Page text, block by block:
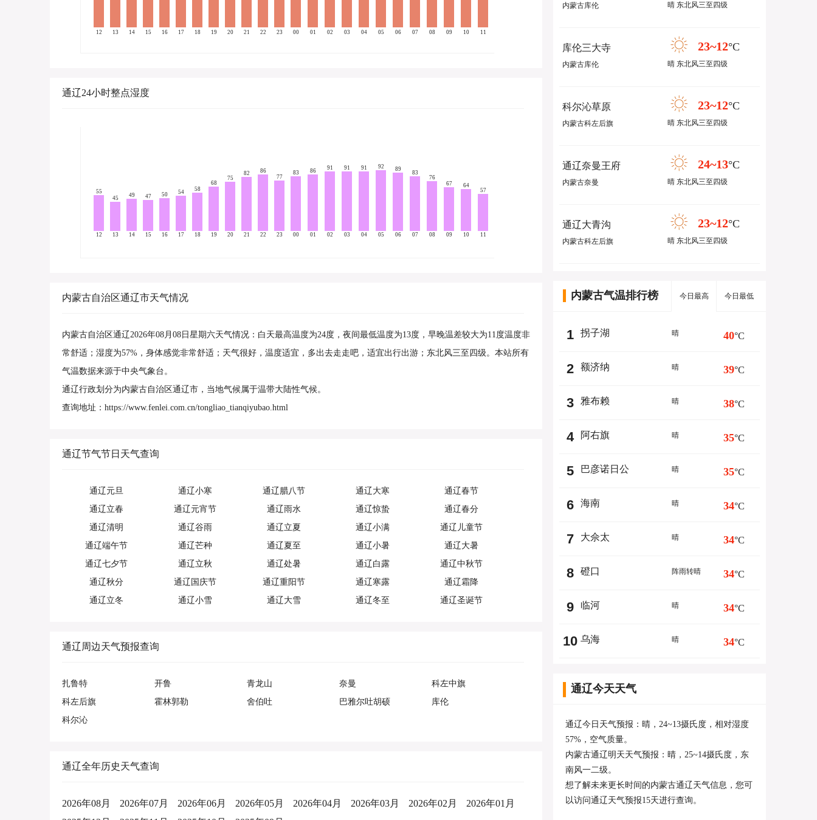
12 13 14 15 16 17 18 19 20 21 22 23 00 01 02 03 04 05 06 07 08 09 10 11
通辽24小时整点湿度
55
12
45
13
49
14
47
15
50
16
54
17
58
18
68
19
75
20
82
21
86
22
77
23
83
00
86
01
91
02
91
03
91
04
92
05
89
06
83
07
76
08
67
09
64
10
57
11
内蒙古自治区通辽市天气情况
内蒙古自治区通辽2026年08月08日星期六天气情况：白天最高温度为24度，夜间最低温度为13度，早晚温差较大为11度温度非
常舒适；湿度为57%，身体感觉非常舒适；天气很好，温度适宜，多出去走走吧，适宜出行出游；东北风三至四级。本站所有
气温数据来源于中央气象台。
通辽行政划分为内蒙古自治区通辽市，当地气候属于温带大陆性气候。
查询地址：https://www.fenlei.com.cn/tongliao_tianqiyubao.html
通辽节气节日天气查询
通辽元旦 通辽小寒 通辽腊八节 通辽大寒
通辽春节
通辽立春
通辽元宵节 通辽雨水 通辽惊蛰
通辽春分
通辽清明
通辽谷雨 通辽立夏 通辽小满
通辽儿童节
通辽端午节
通辽芒种 通辽夏至 通辽小暑
通辽大暑
通辽七夕节
通辽立秋 通辽处暑 通辽白露
通辽中秋节
通辽秋分
通辽国庆节 通辽重阳节 通辽寒露
通辽霜降
通辽立冬
通辽小雪 通辽大雪 通辽冬至 通辽圣诞节
通辽周边天气预报查询
扎鲁特 开鲁 青龙山 奈曼
科左中旗
科左后旗
霍林郭勒 舍伯吐 巴雅尔吐胡硕
库伦
科尔沁
通辽全年历史天气查询
2026年08月 2026年07月 2026年06月 2026年05月 2026年04月 2026年03月 2026年02月
2026年01月
内蒙古库伦 晴 东北风三至四级
库伦三大寺
内蒙古库伦
23~12°C
晴 东北风三至四级
科尔沁草原
内蒙古科左后旗
23~12°C
晴 东北风三至四级
通辽奈曼王府
内蒙古奈曼
24~13°C
晴 东北风三至四级
通辽大青沟
内蒙古科左后旗
23~12°C
晴 东北风三至四级
内蒙古气温排行榜 今日最高 今日最低
1 拐子湖 晴 40°C
2 额济纳 晴 39°C
3 雅布赖 晴 38°C
4 阿右旗 晴 35°C
5 巴彦诺日公 晴 35°C
6 海南 晴 34°C
7 大佘太 晴 34°C
8 磴口 阵雨转晴 34°C
9 临河 晴 34°C
10 乌海 晴 34°C
通辽今天天气
通辽今日天气预报：晴，24~13摄氏度，相对湿度
57%，空气质量。
内蒙古通辽明天天气预报：晴，25~14摄氏度，东
南风一二级。
想了解未来更长时间的内蒙古通辽天气信息，您可
以访问通辽天气预报15天进行查询。